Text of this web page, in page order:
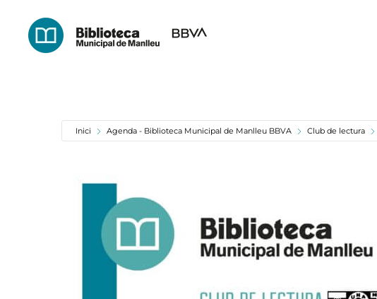
Skip
to
Inici Agenda - Biblioteca Municipal de Manlleu BBVA Club de lectura